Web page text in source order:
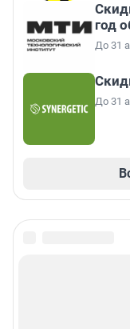
год
До 31
До 31